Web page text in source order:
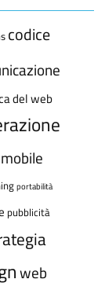
codice
del web
mobile
portabilità
pubblicità
web